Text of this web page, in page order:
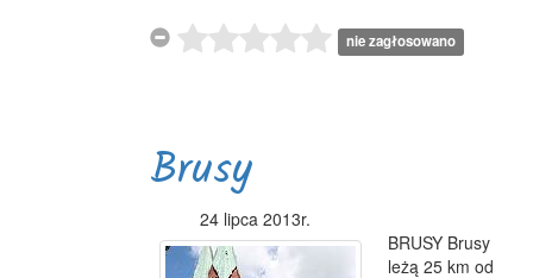
nie zagłosowano
Brusy
24 lipca 2013r.
BRUSY Brusy
leżą 25 km od